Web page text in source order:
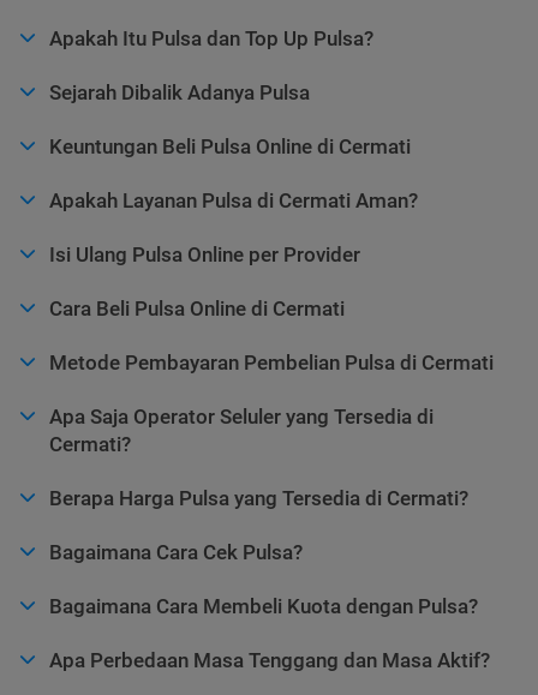
Apakah Itu Pulsa dan Top Up Pulsa?
Sejarah Dibalik Adanya Pulsa
Keuntungan Beli Pulsa Online di Cermati
Apakah Layanan Pulsa di Cermati Aman?
Isi Ulang Pulsa Online per Provider
Cara Beli Pulsa Online di Cermati
Metode Pembayaran Pembelian Pulsa di Cermati
Apa Saja Operator Seluler yang Tersedia di
Cermati?
Berapa Harga Pulsa yang Tersedia di Cermati?
Bagaimana Cara Cek Pulsa?
Bagaimana Cara Membeli Kuota dengan Pulsa?
Apa Perbedaan Masa Tenggang dan Masa Aktif?